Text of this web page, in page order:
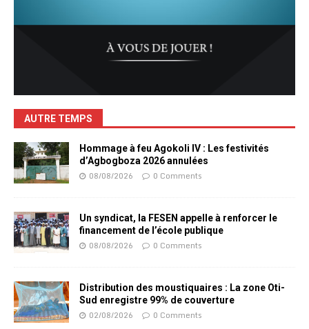
AUTRE TEMPS
Hommage à feu Agokoli IV : Les festivités
d’Agbogboza 2026 annulées
08/08/2026 0 Comments
Un syndicat, la FESEN appelle à renforcer le
financement de l’école publique
08/08/2026 0 Comments
Distribution des moustiquaires : La zone Oti-
Sud enregistre 99% de couverture
02/08/2026 0 Comments